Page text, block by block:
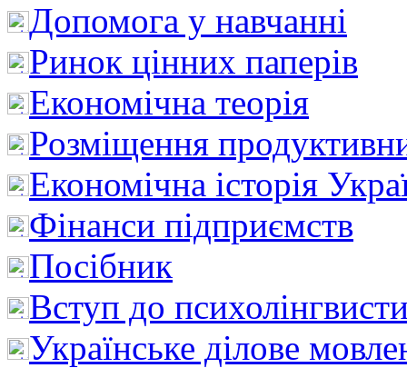
Допомога у навчанні
Ринок цінних паперів
Економічна теорія
Розміщення
Економічна історія
Фінанси підприємств
Посібник
Вступ до
Українське ділове